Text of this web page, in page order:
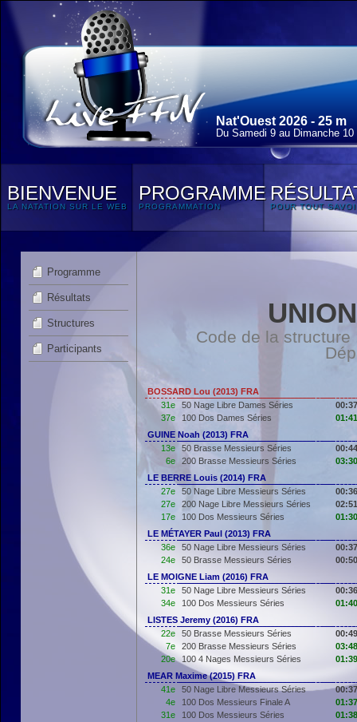
Nat'Ouest 2026 - 25 m
Du Samedi 9 au Dimanche 10
BIENVENUE
LA NATATION SUR LE WEB
PROGRAMME
PROGRAMMATION POUR TOUT
Programme
Résultats
Structures
Participants
Code de la structure
BOSSARD Lou (2013) FRA
31e
50 Nage Libre Dames Séries
37e
100 Dos Dames Séries
GUINE Noah (2013) FRA
13e
50 Brasse Messieurs Séries
6e
200 Brasse Messieurs Séries
LE BERRE Louis (2014) FRA
27e
50 Nage Libre Messieurs Séries
27e
200 Nage Libre Messieurs Séries
17e
100 Dos Messieurs Séries
LE MÉTAYER Paul (2013) FRA
36e
50 Nage Libre Messieurs Séries
24e
50 Brasse Messieurs Séries
LE MOIGNE Liam (2016) FRA
31e
50 Nage Libre Messieurs Séries
34e
100 Dos Messieurs Séries
LISTES Jeremy (2016) FRA
22e
50 Brasse Messieurs Séries
7e
200 Brasse Messieurs Séries
20e
100 4 Nages Messieurs Séries
MEAR Maxime (2015) FRA
41e
50 Nage Libre Messieurs Séries
4e
100 Dos Messieurs Finale A
31e
100 Dos Messieurs Séries